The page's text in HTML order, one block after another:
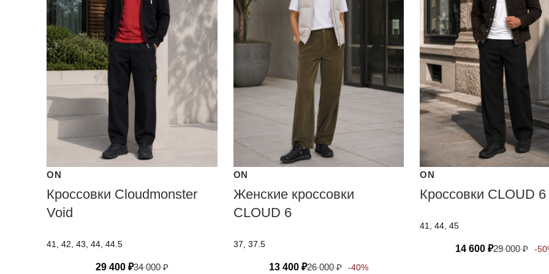
ON
Кроссовки Cloudmonster
Void
41, 42, 43, 44, 44.5
29 400 ₽34 000₽
ON
Женские кроссовки
CLOUD 6
37, 37.5
13 400 ₽26 000₽ -40%
ON
Кроссовки CLOUD 6
41, 44, 45
14 600₽29 000₽ -